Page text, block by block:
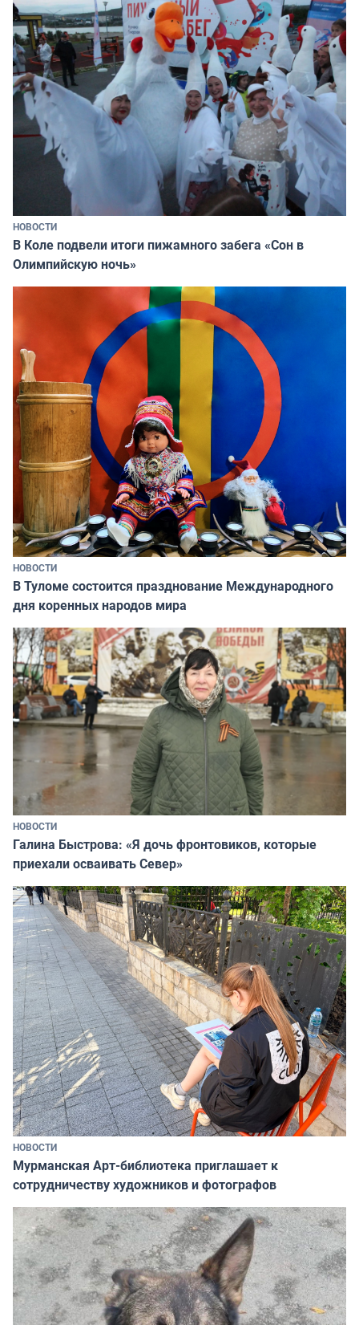
НОВОСТИ
В Коле подвели итоги пижамного забега «Сон в
Олимпийскую ночь»
НОВОСТИ
В Туломе состоится празднование Международного
дня коренных народов мира
НОВОСТИ
Галина Быстрова: «Я дочь фронтовиков, которые
приехали осваивать Север»
НОВОСТИ
Мурманская Арт-библиотека приглашает к
сотрудничеству художников и фотографов